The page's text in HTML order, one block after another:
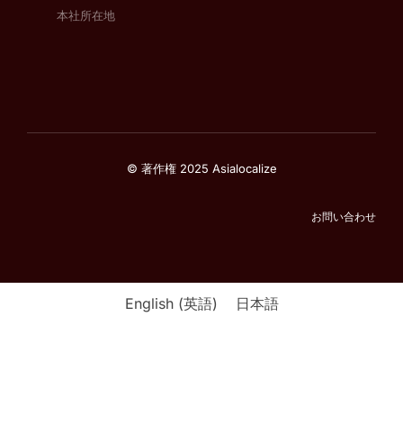
本社所在地
© 著作権 2025 Asialocalize
お問い合わせ
English(英語) 日本語